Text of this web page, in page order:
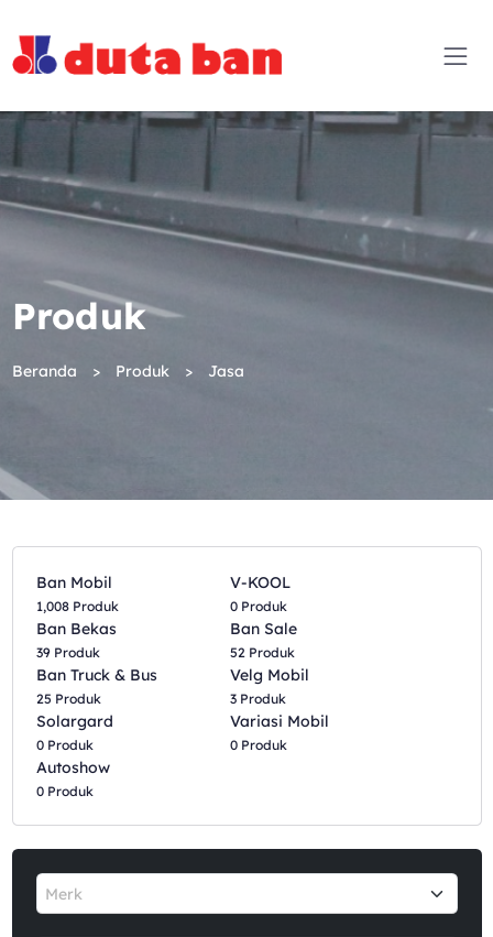
Produk
Beranda Produk Jasa
Ban Mobil
1,008 Produk
V-KOOL
0 Produk
Ban Bekas
39 Produk
Ban Sale
52 Produk
Ban Truck & Bus
25 Produk
Velg Mobil
3 Produk
Solargard
0 Produk
Variasi Mobil
0 Produk
Autoshow
0 Produk
Merk